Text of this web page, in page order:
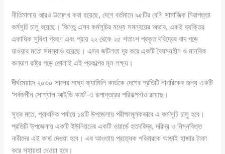
নীতিমালায় আরও উল্লেখ করা হয়েছে, দেশে বর্তমানে ৯৫টির বেশি সামাজিক নিরাপত্তা
কর্মসূচি চালু রয়েছে। কিন্তু এসব কর্মসূচির মধ্যে সমন্বয়ের অভাব, একই ব্যক্তির
একাধিক সুবিধা গ্রহণ এবং প্রায় ২২ থেকে ২৫ শতাংশ প্রকৃত দরিদ্রের বাদ পড়ে
যাওয়ার মতো সমস্যাও রয়েছে। এসব জটিলতা দূর করে একটি বৈষম্যহীন ও মানবিক
কল্যাণ রাষ্ট্র গড়ে তোলাই এই প্রকল্পের মূল লক্ষ্য।
দীর্ঘমেয়াদে ২০৩০ সালের মধ্যে ফ্যামিলি কার্ডকে দেশের প্রতিটি নাগরিকের জন্য একটি
‘সর্বজনীন সোশ্যাল আইডি কার্ড’-এ রূপান্তরের পরিকল্পনাও রয়েছে।
সূত্র মতে, প্রাথমিক পর্যায়ে ১৪টি উপজেলায় পরীক্ষামূলকভাবে এ কর্মসূচি চালু হবে।
প্রতিটি উপজেলায় একটি ইউনিয়নের একটি ওয়ার্ডে হতদরিদ্র, দরিদ্র ও নিম্নবিত্ত
নারীদের এই কার্ড দেওয়া হবে। এর আওতায় প্রত্যেক পরিবারকে আড়াই হাজার টাকা
করে সহায়তা দেওয়া হবে।